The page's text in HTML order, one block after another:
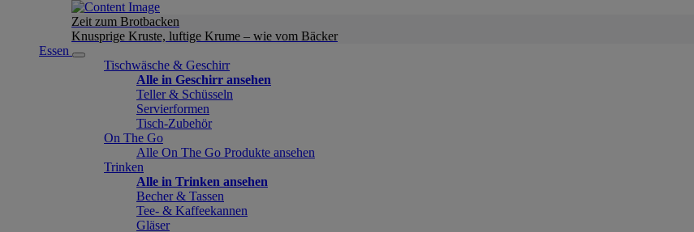
Zeit zum Brotbacken
Knusprige Kruste, luftige Krume – wie vom Bäcker
Essen
Tischwäsche & Geschirr
Alle in Geschirr ansehen
Teller & Schüsseln
Servierformen
Tisch-Zubehör
On The Go
Alle On The Go Produkte ansehen
Trinken
Alle in Trinken ansehen
Becher & Tassen
Tee- & Kaffeekannen
Gläser